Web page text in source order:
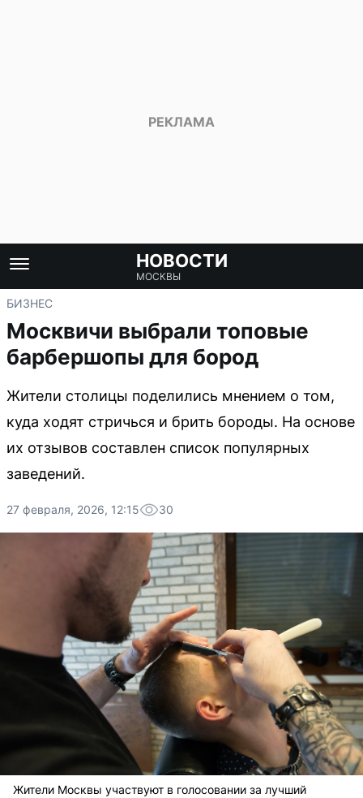
НОВОСТИ
МОСКВЫ
БИЗНЕС
Москвичи выбрали топовые
барбершопы для бород
Жители столицы поделились мнением о том,
куда ходят стричься и брить бороды. На основе
их отзывов составлен список популярных
заведений.
27 февраля, 2026, 12:15 30
Жители Москвы участвуют в голосовании за лучший